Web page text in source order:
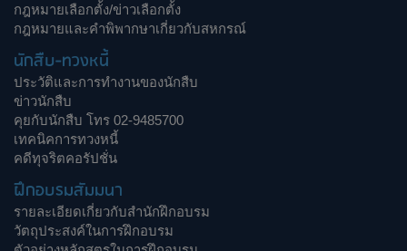
กฎหมายเลือกตั้ง/ข่าวเลือกตั้ง
กฎหมายและคำพิพากษาเกี่ยวกับสหกรณ์
นักสืบ-ทวงหนี้
ประวัติและการทำงานของนักสืบ
ข่าวนักสืบ
คุยกับนักสืบ โทร 02-9485700
เทคนิคการทวงหนี้
คดีทุจริตคอรัปชั่น
ฝึกอบรมสัมมนา
รายละเอียดเกี่ยวกับสำนักฝึกอบรม
วัตถุประสงค์ในการฝึกอบรม